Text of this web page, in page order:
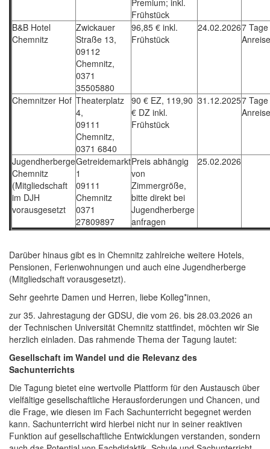
Frühstück
B&B Hotel
Chemnitz
Zwickauer
Straße 13,
09112
Chemnitz,
0371
35505880
96,85 € inkl.
Frühstück
24.02.20267
Anreise
Chemnitzer Hof Theaterplatz
4,
09111
Chemnitz,
0371 6840
90 € EZ, 119,90
€ DZ inkl.
Frühstück
31.12.20257
Anreise
Jugendherberge
Chemnitz
(Mitgliedschaft
im DJH
vorausgesetzt
Getreidemarkt
1
09111
Chemnitz
0371
27809897
Preis abhängig
von
Zimmergröße,
bitte direkt bei
Jugendherberge
anfragen
25.02.2026
Darüber hinaus gibt es in Chemnitz zahlreiche weitere Hotels,
Pensionen, Ferienwohnungen und auch eine Jugendherberge
(Mitgliedschaft vorausgesetzt).
Sehr geehrte Damen und Herren, liebe Kolleg*innen,
zur 35. Jahrestagung der GDSU, die vom 26. bis 28.03.2026 an
der Technischen Universität Chemnitz stattfindet, möchten wir Sie
herzlich einladen. Das rahmende Thema der Tagung lautet:
Gesellschaft im Wandel und die Relevanz des
Sachunterrichts
Die Tagung bietet eine wertvolle Plattform für den Austausch über
vielfältige gesellschaftliche Herausforderungen und Chancen, und
die Frage, wie diesen im Fach Sachunterricht begegnet werden
kann. Sachunterricht wird hierbei nicht nur in seiner reaktiven
Funktion auf gesellschaftliche Entwicklungen verstanden, sondern